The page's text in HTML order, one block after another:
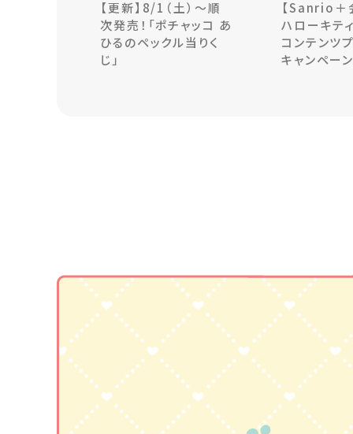
【更新】8/1（土）～順
次発売！「ポチャッコ あ
ひるのペックル当りく
じ」
【Sanrio＋
ハローキテ
コンテンツ
キャンペー